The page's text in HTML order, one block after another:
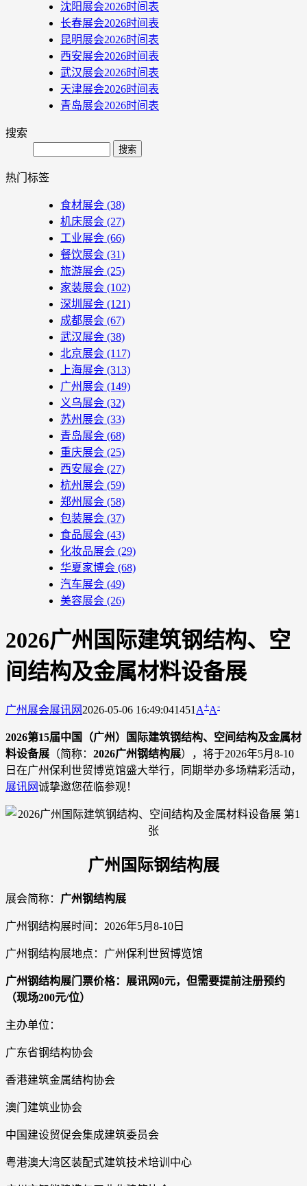
沈阳展会2026时间表
长春展会2026时间表
昆明展会2026时间表
西安展会2026时间表
武汉展会2026时间表
天津展会2026时间表
青岛展会2026时间表
搜索
Search
热门标签
食材展会 (38)
机床展会 (27)
工业展会 (66)
餐饮展会 (31)
旅游展会 (25)
家装展会 (102)
深圳展会 (121)
成都展会 (67)
武汉展会 (38)
北京展会 (117)
上海展会 (313)
广州展会 (149)
义乌展会 (32)
苏州展会 (33)
青岛展会 (68)
重庆展会 (25)
西安展会 (27)
杭州展会 (59)
郑州展会 (58)
包装展会 (37)
食品展会 (43)
化妆品展会 (29)
华夏家博会 (68)
汽车展会 (49)
美容展会 (26)
2026广州国际建筑钢结构、空
间结构及金属材料设备展
广州展会展讯网 2026-05-06 16:49:041451 A+A-
2026第15届中国（广州）国际建筑钢结构、空间结构及金属材
料设备展 （简称： 2026广州钢结构展），将于2026年5月8-10
日在广州保利世贸博览馆盛大举行，同期举办多场精彩活动，
展讯网诚挚邀您莅临参观！
广州国际钢结构展
展会简称： 广州钢结构展
广州钢结构展时间：2026年5月8-10日
广州钢结构展地点：广州保利世贸博览馆
广州钢结构展门票价格：展讯网0元，但需要提前注册预约
（现场200元/位）
主办单位：
广东省钢结构协会
香港建筑金属结构协会
澳门建筑业协会
中国建设贸促会集成建筑委员会
粤港澳大湾区装配式建筑技术培训中心